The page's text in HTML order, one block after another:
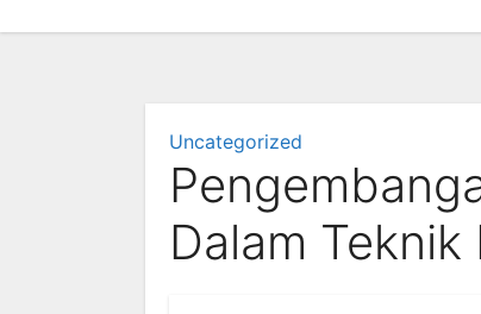
Uncategorized
Dalam Teknik